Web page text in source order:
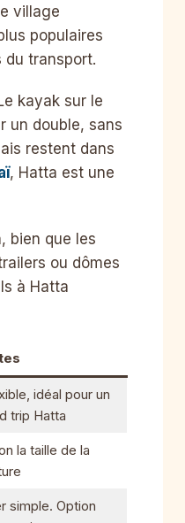
village
populaires
du transport.
kayak sur le
un double, sans
restent dans
, Hatta est une
bien que les
ou dômes
à Hatta
idéal pour un
trip Hatta
la taille de la
simple. Option